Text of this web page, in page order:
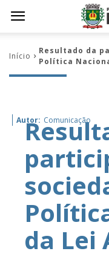
Início
Resultado da
Política
Autor: Comunicação
da Lei